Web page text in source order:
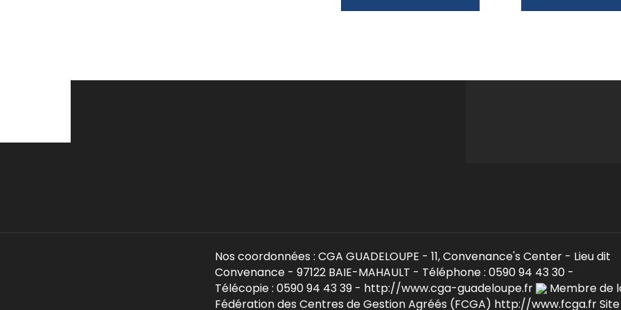
Nos coordonnées : CGA GUADELOUPE - 11, Convenance's Center - Lieu dit
Convenance - 97122 BAIE-MAHAULT - Téléphone : 0590 94 43 30 -
Télécopie : 0590 94 43 39 - http://www.cga-guadeloupe.fr
Membre de
Fédération des Centres de Gestion Agréés (FCGA) http://www.fcga.fr Site